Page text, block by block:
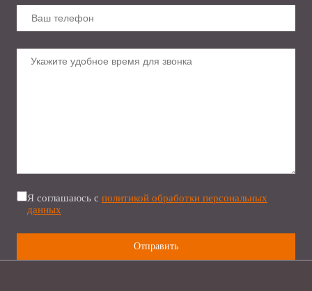
Я соглашаюсь с политикой обработки персональных
данных